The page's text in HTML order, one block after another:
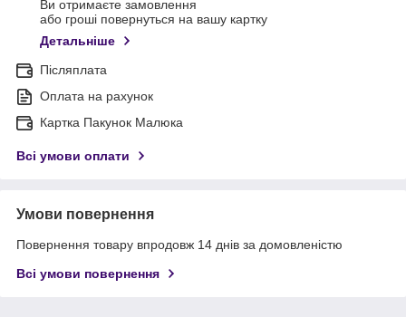
Ви отримаєте замовлення
або гроші повернуться на вашу картку
Детальніше
Післяплата
Оплата на рахунок
Картка Пакунок Малюка
Всі умови оплати
Умови повернення
Повернення товару впродовж 14 днів за домовленістю
Всі умови повернення